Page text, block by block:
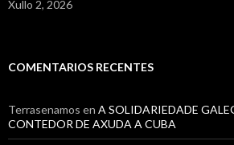
Xullo 2, 2026
COMENTARIOS RECENTES
Terrasenamos en A SOLIDARIEDADE
CONTEDOR DE AXUDA A CUBA